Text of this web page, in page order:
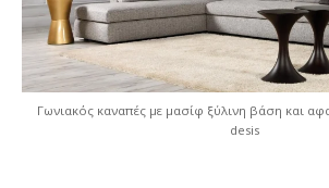
Γωνιακός καναπές με μασίφ ξύλινη βάση και
desis